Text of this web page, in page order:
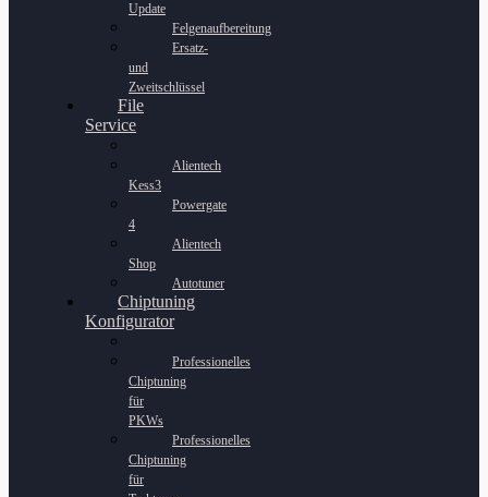
Update
Felgenaufbereitung
Ersatz-
und
Zweitschlüssel
File
Service
Alientech
Kess3
Powergate
4
Alientech
Shop
Autotuner
Chiptuning
Konfigurator
Professionelles
Chiptuning
für
PKWs
Professionelles
Chiptuning
für